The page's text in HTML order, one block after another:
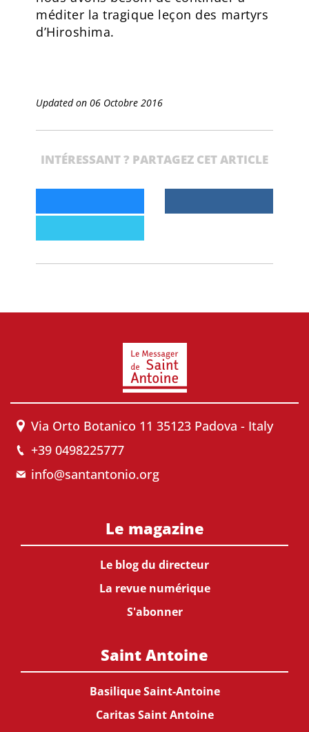
méditer la tragique leçon des martyrs
d’Hiroshima.
Updated on 06 Octobre 2016
INTÉRESSANT ? PARTAGEZ CET ARTICLE
Via Orto Botanico 11 35123 Padova - Italy
+39 0498225777
info@santantonio.org
Le magazine
Le blog du directeur
La revue numérique
S'abonner
Saint Antoine
Basilique Saint-Antoine
Caritas Saint Antoine